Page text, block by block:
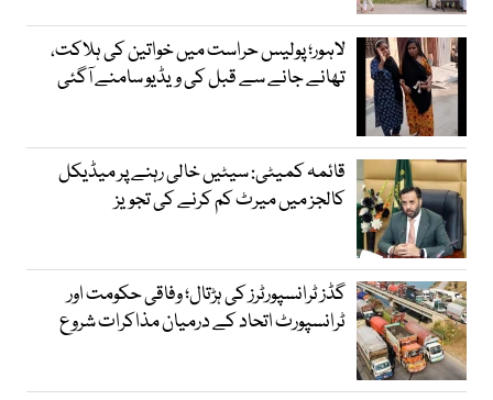
لاہور؛ پولیس حراست میں خواتین کی ہلاکت،
تھانے جانے سے قبل کی ویڈیو سامنے آگئی
قائمہ کمیٹی: سیٹیں خالی رہنے پر میڈیکل
کالجز میں میرٹ کم کرنے کی تجویز
گڈز ٹرانسپورٹرز کی ہڑتال؛ وفاقی حکومت اور
ٹرانسپورٹ اتحاد کے درمیان مذاکرات شروع